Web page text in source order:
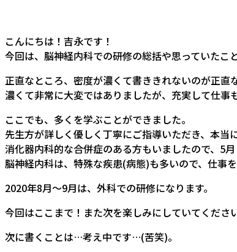
こんにちは！吉永です！
今回は、脳神経内科での研修の総括や思っていたこ
正直なところ、密度が濃くて書ききれないのが正直
濃くて非常に大変ではありましたが、充実して仕事
ここでも、多くを学ぶことができました。
先生方が詳しく優しく丁寧にご指導いただき、本当
消化器内科的な合併症のある方もいましたので、5
脳神経内科は、特殊な疾患(病態)も多いので、仕事
2020年8月～9月は、外科での研修になります。
今回はここまで！また次を楽しみにしていてくださ
次に書くことは…考え中です…(苦笑)。